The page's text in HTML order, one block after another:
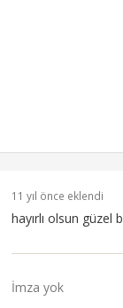
11 yıl önce eklendi
hayırlı olsun güzel
İmza yok